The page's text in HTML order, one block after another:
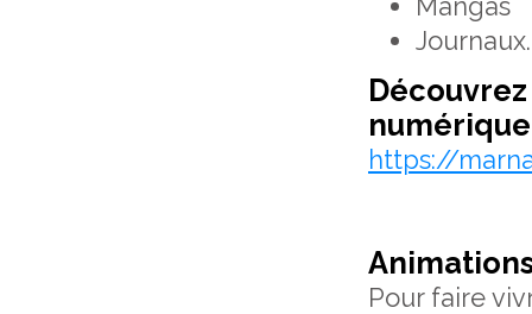
https://
Pour faire